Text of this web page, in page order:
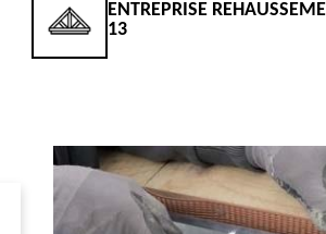
ENTREPRISE
13